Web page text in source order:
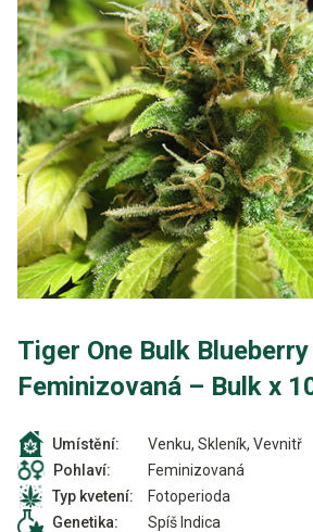
Tiger One Bulk Blueberry
Feminizovaná – Bulk x
Umístění:
Venku, Skleník, Vevnitř
Pohlaví:
Feminizovaná
Typ kvetení:
Fotoperioda
Genetika:
Spíš Indica